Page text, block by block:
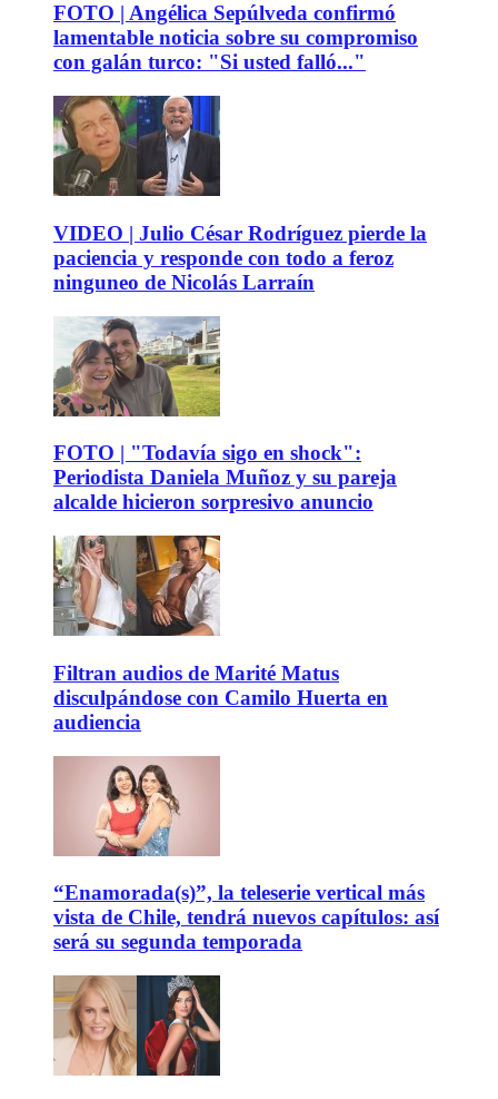
FOTO | Angélica Sepúlveda confirmó
lamentable noticia sobre su compromiso
con galán turco: "Si usted falló..."
VIDEO | Julio César Rodríguez pierde la
paciencia y responde con todo a feroz
ninguneo de Nicolás Larraín
FOTO | "Todavía sigo en shock":
Periodista Daniela Muñoz y su pareja
alcalde hicieron sorpresivo anuncio
Filtran audios de Marité Matus
disculpándose con Camilo Huerta en
audiencia
“Enamorada(s)”, la teleserie vertical más
vista de Chile, tendrá nuevos capítulos: así
será su segunda temporada